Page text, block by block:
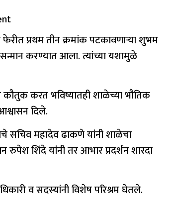
फेरीत प्रथम तीन क्रमांक पटकावणाऱ्या शुभम
करण्यात आला. त्यांच्या यशामुळे
कौतुक करत भविष्यातही शाळेच्या भौतिक
दिले.
सचिव महादेव ढाकणे यांनी शाळेचा
शिंदे यांनी तर आभार प्रदर्शन शारदा
व सदस्यांनी विशेष परिश्रम घेतले.